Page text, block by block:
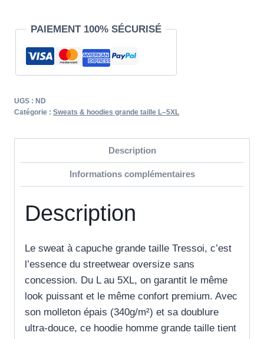
PAIEMENT 100% SÉCURISÉ
UGS : ND
Catégorie : Sweats & hoodies grande taille L–5XL
Description
Informations complémentaires
Description
Le sweat à capuche grande taille Tressoi, c’est
l’essence du streetwear oversize sans
concession. Du L au 5XL, on garantit le même
look puissant et le même confort premium. Avec
son molleton épais (340g/m²) et sa doublure
ultra-douce, ce hoodie homme grande taille tient